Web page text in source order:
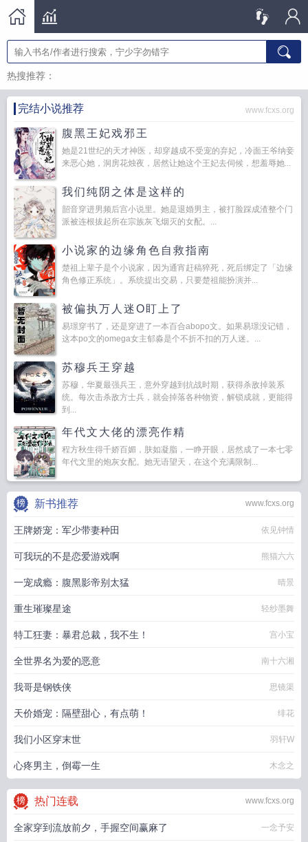
热搜推荐：
完结小说推荐 www.fcxs.org
腹黑王妃戏邪王
她是21世纪的天才神医，却穿越成不受宠的弃妃，冷面王爷纳妾
来恶心她，洞房花烛夜，居然让她这个王妃去伺候，想羞辱她...
我们纯阴之体是这样的
韶音穿进男频后宫小说里。她是退婚男主，被打脸踩成渣整个门
派被连根拔起所在宗族灰飞烟灭的女配。...
小说家的边缘角色自救指南
楚祖上辈子是个小说家，因为通宵赶稿猝死，死后绑定了「边缘
角色修正系统」。系统提出交易，只要楚祖能扮演并...
被偏执万人迷O盯上了
易璟穿书了，还是穿进了一本百合abopo文。如果易璟没记错，
这本po文的omega女主郁淼是个不折不扣的万人迷。...
苏穆兵王穿越
苏穆，华夏最强兵王，意外穿越到抗战时期，获得杀敌掉装系
统。每次击杀敌方士兵，就会掉落各种物资，解锁成就，更能得
到...
年代文大佬的漂亮作精
程方秋生得千娇百媚，肤如凝脂，一睁开眼，居然成了一本七零
年代文里的炮灰女配。她无语望天，在这个充满限制...
www.fcxs.org
新书推荐
王牌娇宠：军少带妻种田 依见钟情
可我玩的不是恋爱游戏啊 熊猫六六
一宠成瘾：腹黑影帝别太猛 晴景
重生璀璨星途 轻纱墨舞
特工狂妻：暴君总裁，我不生！ 宫小宝
全世界名为爱的恶意 南十六湘
我哥是钢铁侠 思镜渠
天价婚宠：隔壁甜心，有点萌！ 绯花
我们小区穿末世 羽轩W
心疼男主，倒霉一生 木念之
www.fcxs.org
热门连载
全家穿到流放前夕，手握空间赢麻了 一念予安